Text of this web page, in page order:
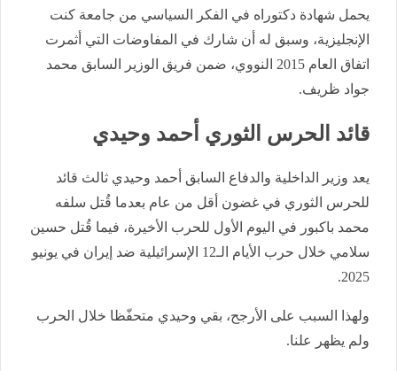
يحمل شهادة دكتوراه في الفكر السياسي من جامعة كنت
الإنجليزية، وسبق له أن شارك في المفاوضات التي أثمرت
اتفاق العام 2015 النووي، ضمن فريق الوزير السابق محمد
جواد ظريف.
قائد الحرس الثوري أحمد وحيدي
يعد وزير الداخلية والدفاع السابق أحمد وحيدي ثالث قائد
للحرس الثوري في غضون أقل من عام بعدما قُتل سلفه
محمد باكبور في اليوم الأول للحرب الأخيرة، فيما قُتل حسين
سلامي خلال حرب الأيام الـ12 الإسرائيلية ضد إيران في يونيو
2025.
ولهذا السبب على الأرجح، بقي وحيدي متحفّظا خلال الحرب
ولم يظهر علنا.